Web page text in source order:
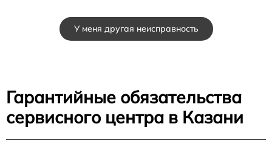
У меня другая неисправность
Гарантийные обязательства
сервисного центра в Казани